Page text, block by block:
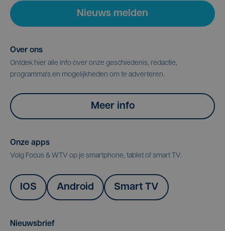
Nieuws melden
Over ons
Ontdek hier alle info over onze geschiedenis, redactie,
programma's en mogelijkheden om te adverteren.
Meer info
Onze apps
Volg Focus & WTV op je smartphone, tablet of smart TV.
IOS Android Smart TV
Nieuwsbrief